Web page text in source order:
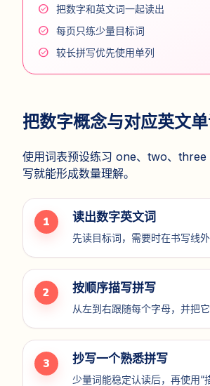
check_circle 把数字和英文词一起读出
check_circle 每页只练少量目标词
check_circle 较长拼写优先使用单列
把数字概念与对应英文
使用词表预设练习 one、two、three
写就能形成数量理解。
1 读出数字英文词
先读目标词，需要时在书写线
2 按顺序描写拼写
从左到右跟随每个字母，并把
3 抄写一个熟悉拼写
少量词能稳定认读后，再使用“